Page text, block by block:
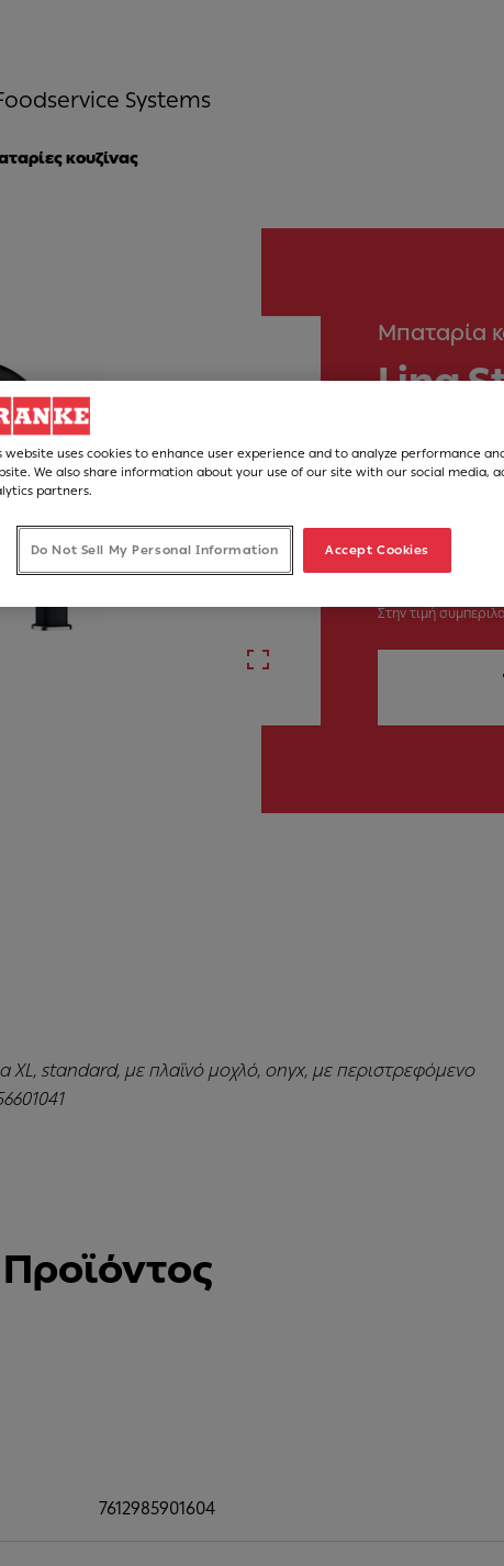
Systems
κουζίνας
Μπαταρία
Lina
Νούμερο Άρθρου
115.0626.020
€ 180.00
Στην τιμή
XL, standard, με πλαϊνό μοχλό, onyx, με περιστρεφόμενο
7612985901604
website uses cookies to enhance user experience and to analyze performance
We also share information about your use of our site with our social media,
partners.
Do Not Sell My Personal Information Accept Cookies